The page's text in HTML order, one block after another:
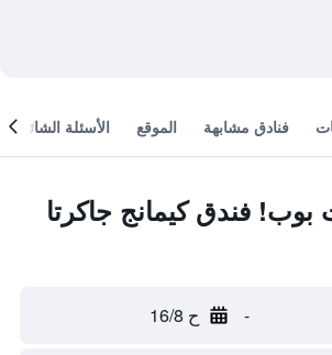
فنادق مشابهة الموقع الأسئلة الشائعة
فندق كيمانج جاكرتا
- ح 16/8